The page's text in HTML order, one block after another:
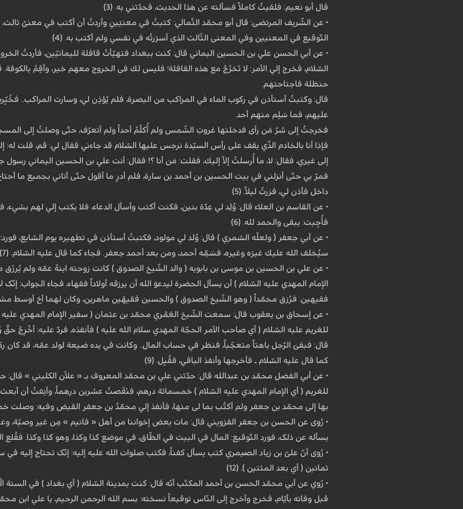
قال أبو نعیم: فلقیتُ کاملاً فسألته عن هذا الحدیث، فحدّثني به. (3)
• عن الشّریف المرتضى: قال أبو محمّد الثّمالي: کتبتُ في معنیَینِ وأردتُ أن أکتب في معنىً
التّوقیع في المعنیین وفي المعنى الثّالث الذي أسرَرتُه في نفسي ولم أکتب به. (4)
• عن أبي الحسن علي بن الحسین الیماني قال: کنت ببغداد فتهیّأتْ قافلة للیمانیّین، فأردتُ
السّلام، فخرج إلي الأمر: لا تَخرُجْ مع هذه القافلة؛ فلیس لك فی الخروج معهم خیر، وأقِمْ
حنظلة فاجتاحتهم.
قال: وکتبتُ أستأذن في رکوب الماء في المراکب من البصرة، فلم یُؤذِن لي، وسارت المراکب..
علیهم، فما سَلِم منهم أحد.
فخرجتُ إلى سُرّ مَن رأى فدخلتها غروبَ الشّمس ولم أُکلّمْ أحداً ولم أتعرّف، حتّى وصلتُ إلى المسجد
فإذا أنا بالخادم الذّي یقف على رأس السیّدة نرجس علیها السّلام قد جاءني فقال لي: قم، قلت له:
إلى غیري، فقال: لا، ما أُرسلتُ إلاّ إلیك، فقلت: مَن أنا ؟! فقال: أنت علي بن الحسین الیماني رسول
فمرّ بي حتّى أنزلني في بیت الحسین بن أحمد بن سارة، فلم أدرِ ما أقول حتّى أتاني بجمیع ما
داخل فأذن لي، فزرتُ لیلاً. (5)
• عن القاسم بن العلاء قال: وُلِد لي عِدّة بنین، فکنت أکتب وأسأل الدعاء، فلا یکتب إلي لهم بشيء،
فأُجِبت: یبقى والحمد لله. (6)
• عن أبي جعفر ( ولعلّه السّمري ) قال: وُلد لي مولود، فکتبتُ أستأذن في تطهیره یوم السّابع، فورد:
سیُخلف الله علیك غیرَه وغیره، فسَمِّه أحمد، ومن بعد أحمد جعفر. فجاء کما قال علیه السّلام. (7)
• عن علي بن الحسین بن موسى بن بابویه ( والد الشّیخ الصّدوق ) کانت زوجته ابنةَ عمّه ولم یُرزَق
الإمام المهدي علیه السّلام ) أن یسأل الحضرة لیدعوَ الله أن یرزقه أولاداً فقهاء، فجاء الجواب:
فقیهین. فرُزق محمّداً ( وهو الشّیخ الصّدوق ) والحسین فقیهَین ماهرین، وکان لهما أخ أوسط
• عن إسحاق بن یعقوب قال: سمعت الشّیخ العَمْري محمّد بن عثمان ( سفیر الإمام المهدي
للغریم علیه السّلام ( أي صاحب الأمر الحجّة المهدي سلام الله علیه ) فأنفذه، فردّ علیه: أخْرِجْ
قال: فبقیَ الرّجل باهتاً متعجّباً، فنظر في حساب المال.. وکانت في یده ضیعة لولد عمّه، قد کان
کما قال علیه السّلام ـ فأخرجها وأنفذ الباقي، فقُبِل. (9)
• عن أبي الفضل محمّد بن عبدالله قال: حدّثني علي بن محمّد المعروف بـ « علاّن الکلیني » قال:
للغریم ( أي الإمام المهدي علیه السّلام ) خمسمائة درهم، فنَقَصَتْ عشرین درهماً، وأنِفتُ أن
بها إلى محمّد بن جعفر ولم أکتُب بما لی منها، فأنفذ إلي محمّدُ بن جعفر القبض وفیه: وصلت
• رُوی عن الحسن بن جعفر القزویني قال: مات بعض إخواننا من أهل « فانیم » مِن غیر وصیّة،
یسأله عن ذلک، فورد التّوقیع: المال في البیت في الطّاق، في موضع کذا وکذا، وهو کذا وکذا. فقُلع
• رُوی أنّ علیّ بن زیاد الصَّیمري کتب یسأل کفناً، فکتب صلوات الله علیه إلیه: إنّک تحتاج إلیه
ثمانین ( أي بعد المئتین ). (12)
• رُوي عن أبي محمّد الحسن بن أحمد المکتّب أنّه قال: کنت بمدینة السّلام ( أي بغداد ) في
قبل وفاته بأیّام، فخرج وأخرج إلى النّاس توقیعاً نسخته: بسم الله الرحمن الرحیم، یا علي ابن